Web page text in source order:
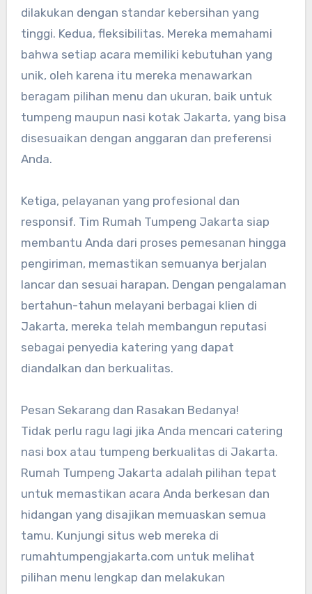
dilakukan dengan standar kebersihan yang
tinggi. Kedua, fleksibilitas. Mereka memahami
bahwa setiap acara memiliki kebutuhan yang
unik, oleh karena itu mereka menawarkan
beragam pilihan menu dan ukuran, baik untuk
tumpeng maupun nasi kotak Jakarta, yang bisa
disesuaikan dengan anggaran dan preferensi
Anda.
Ketiga, pelayanan yang profesional dan
responsif. Tim Rumah Tumpeng Jakarta siap
membantu Anda dari proses pemesanan hingga
pengiriman, memastikan semuanya berjalan
lancar dan sesuai harapan. Dengan pengalaman
bertahun-tahun melayani berbagai klien di
Jakarta, mereka telah membangun reputasi
sebagai penyedia katering yang dapat
diandalkan dan berkualitas.
Pesan Sekarang dan Rasakan Bedanya!
Tidak perlu ragu lagi jika Anda mencari catering
nasi box atau tumpeng berkualitas di Jakarta.
Rumah Tumpeng Jakarta adalah pilihan tepat
untuk memastikan acara Anda berkesan dan
hidangan yang disajikan memuaskan semua
tamu. Kunjungi situs web mereka di
rumahtumpengjakarta.com untuk melihat
pilihan menu lengkap dan melakukan